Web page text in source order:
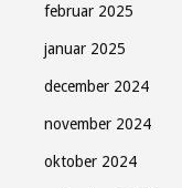
februar 2025
januar 2025
december 2024
november 2024
oktober 2024